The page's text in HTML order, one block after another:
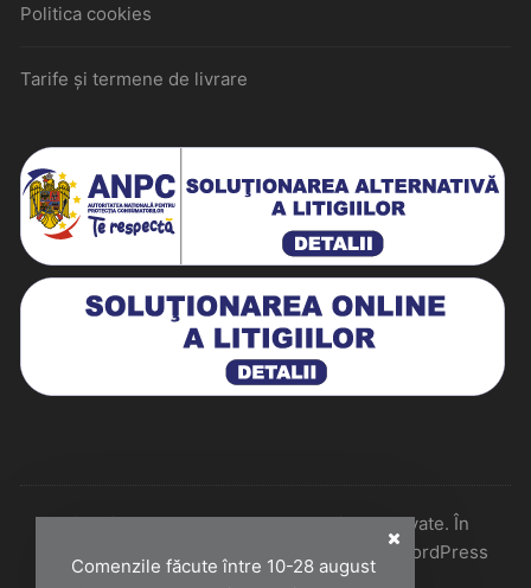
Comenzile făcute între 10-28 august
Politica cookies
Tarife și termene de livrare
Historiarum 2026 - Toate drepturile rezervate. În
colaborare cu Perfect Pixel & Mentenanță WordPress